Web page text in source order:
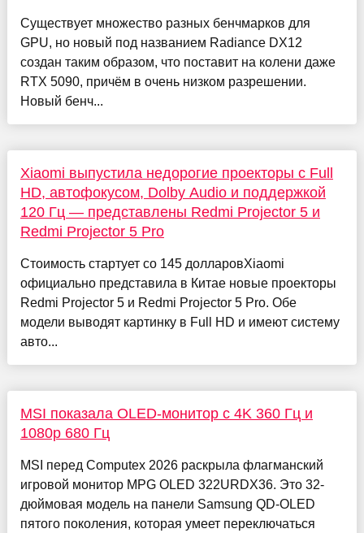
Существует множество разных бенчмарков для
GPU, но новый под названием Radiance DX12
создан таким образом, что поставит на колени даже
RTX 5090, причём в очень низком разрешении.
Новый бенч...
Xiaomi выпустила недорогие проекторы с Full
HD, автофокусом, Dolby Audio и поддержкой
120 Гц — представлены Redmi Projector 5 и
Redmi Projector 5 Pro
Стоимость стартует со 145 долларовXiaomi
официально представила в Китае новые проекторы
Redmi Projector 5 и Redmi Projector 5 Pro. Обе
модели выводят картинку в Full HD и имеют систему
авто...
MSI показала OLED-монитор с 4K 360 Гц и
1080p 680 Гц
MSI перед Computex 2026 раскрыла флагманский
игровой монитор MPG OLED 322URDX36. Это 32-
дюймовая модель на панели Samsung QD-OLED
пятого поколения, которая умеет переключаться